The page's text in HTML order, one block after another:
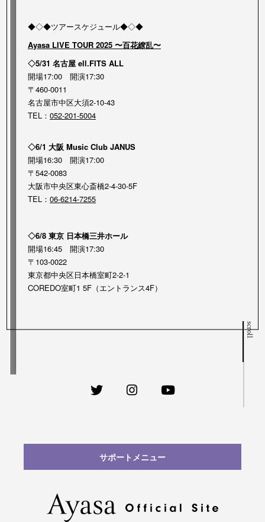
◆◇◆ツアースケジュール◆◇◆
Ayasa LIVE TOUR 2025 〜百花繚乱〜
◇5/31 名古屋 ell.FITS ALL
開場17:00 開演17:30
〒460-0011
名古屋市中区大須2-10-43
TEL： 052-201-5004
◇6/1 大阪 Music Club JANUS
開場16:30 開演17:00
〒542-0083
大阪市中央区東心斎橋2-4-30-5F
TEL： 06-6214-7255
◇6/8 東京 日本橋三井ホール
開場16:45 開演17:30
〒103-0022
東京都中央区日本橋室町2-2-1
COREDO室町1 5F（エントランス4F）
scroll
サポートメニュー